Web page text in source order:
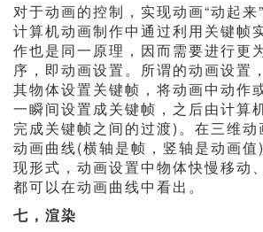
对于动画的控制，实现动画“动起来
计算机动画制作中通过利用关键帧
作也是同一原理，因而需要进行更
序，即动画设置。所谓的动画设置
其物体设置关键帧，将动画中动作
一瞬间设置成关键帧，之后由计算
完成关键帧之间的过渡)。在三维动
动画曲线(横轴是帧，竖轴是动画
现形式，动画设置中物体快慢移动
都可以在动画曲线中看出。
七，渲染